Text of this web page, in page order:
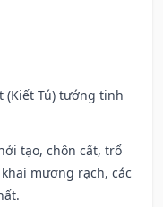
(Kiết Tú) tướng tinh
tạo, chôn cất, trổ
mương rạch, các